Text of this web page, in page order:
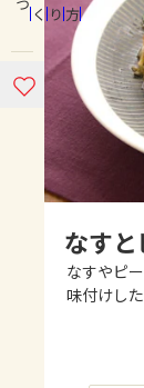
ホ
コ
レ
よ
きゅう
ピーマ
つくり方
なす
なすやピ
味付けした